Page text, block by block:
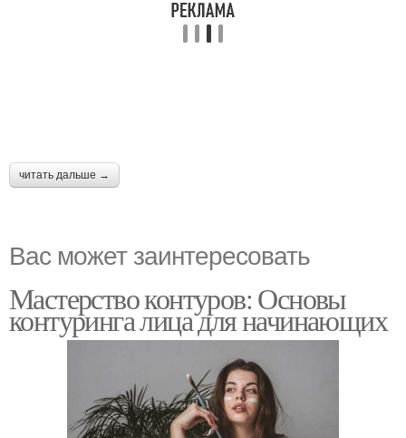
читать дальше →
Вас может заинтересовать
Мастерство контуров: Основы
контуринга лица для начинающих